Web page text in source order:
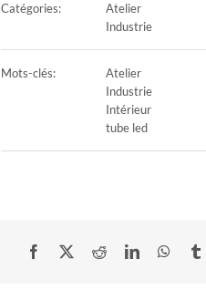
Catégories:
Atelier
Industrie
Mots-clés:
Atelier
Industrie
Intérieur
tube led
Facebook RedditLinkedIn